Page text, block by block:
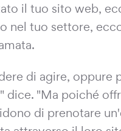
il tuo sito web,
nel tuo settore,
di agire, oppure
dice. "Ma poiché
di prenotare